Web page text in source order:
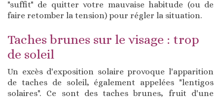
"suffit" de quitter votre mauvaise habitude (ou de
faire retomber la tension) pour régler la situation.
Taches brunes sur le visage : trop
de soleil
Un excès d'exposition solaire provoque l'apparition
de taches de soleil, également appelées "lentigos
solaires". Ce sont des taches brunes, fruit d'une